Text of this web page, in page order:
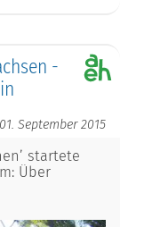
-
01. September 2015
startete
Über